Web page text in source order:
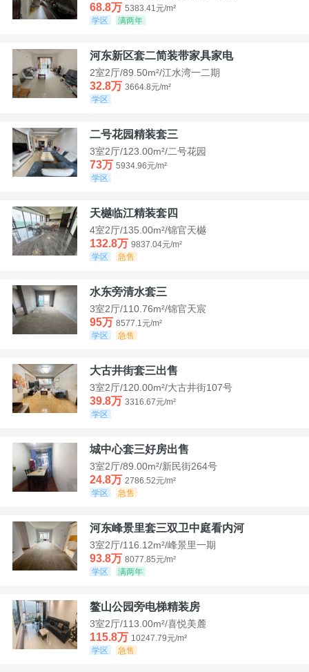
68.8万 5383.41元/m²
学区
满两年
河东新区套二简装带家具家电
2室2厅/89.50m²/江水湾一二期
32.8万 3664.8元/m²
学区
二号花园精装套三
3室2厅/123.00m²/二号花园
73万 5934.96元/m²
学区
天樾临江精装套四
4室2厅/135.00m²/锦官天樾
132.8万 9837.04元/m²
学区
急售
水东旁清水套三
3室2厅/110.76m²/锦官天宸
95万 8577.1元/m²
学区
急售
大古井街套三出售
3室2厅/120.00m²/大古井街107号
39.8万 3316.67元/m²
学区
城中心套三好房出售
3室2厅/89.00m²/新民街264号
24.8万 2786.52元/m²
学区
急售
河东峰景里套三双卫中庭看内河
3室2厅/116.12m²/峰景里一期
93.8万 8077.85元/m²
学区
满两年
鳌山公园旁电梯精装房
3室2厅/113.00m²/喜悦美麓
115.8万 10247.79元/m²
学区
急售